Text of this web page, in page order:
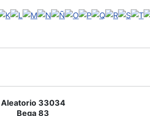
Aleatorio 33034
Bega 83